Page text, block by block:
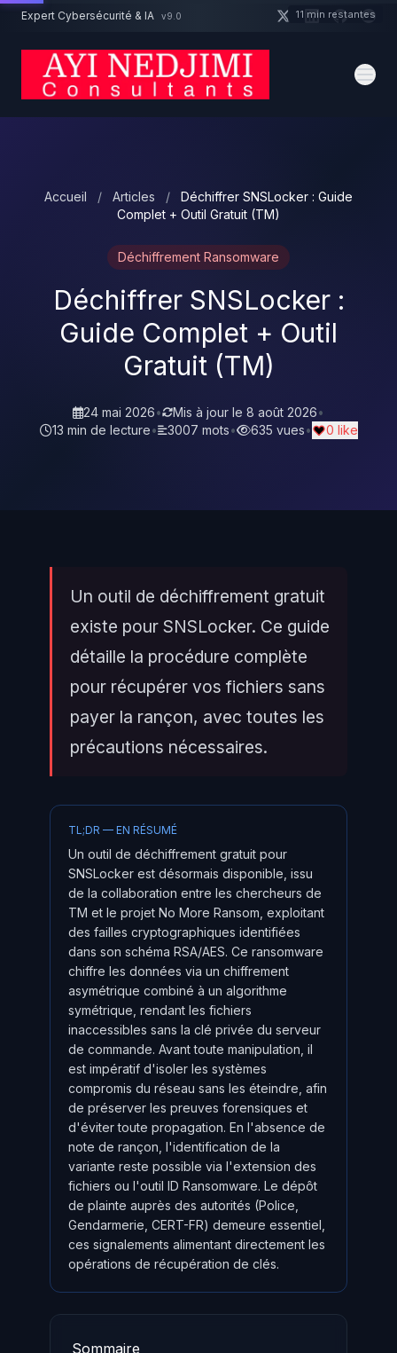
Aller au contenu principal
Expert Cybersécurité & IA v9.0
Accueil / Articles /
Déchiffrer SNSLocker : Guide
Complet + Outil Gratuit (TM)
Déchiffrement Ransomware
Déchiffrer SNSLocker :
Guide Complet + Outil
Gratuit (TM)
24 mai 2026• Mis à jour le 8 août 2026•
13 min de lecture• 3007 mots• 635 vues• 0 like
Un outil de déchiffrement gratuit
existe pour SNSLocker. Ce guide
détaille la procédure complète
pour récupérer vos fichiers sans
payer la rançon, avec toutes les
précautions nécessaires.
TL;DR — EN RÉSUMÉ
Un outil de déchiffrement gratuit pour
SNSLocker est désormais disponible, issu
de la collaboration entre les chercheurs de
TM et le projet No More Ransom, exploitant
des failles cryptographiques identifiées
dans son schéma RSA/AES. Ce ransomware
chiffre les données via un chiffrement
asymétrique combiné à un algorithme
symétrique, rendant les fichiers
inaccessibles sans la clé privée du serveur
de commande. Avant toute manipulation, il
est impératif d'isoler les systèmes
compromis du réseau sans les éteindre, afin
de préserver les preuves forensiques et
d'éviter toute propagation. En l'absence de
note de rançon, l'identification de la
variante reste possible via l'extension des
fichiers ou l'outil ID Ransomware. Le dépôt
de plainte auprès des autorités (Police,
Gendarmerie, CERT-FR) demeure essentiel,
ces signalements alimentant directement les
opérations de récupération de clés.
Sommaire
Un projet cybersécurité ? 11 min restantes